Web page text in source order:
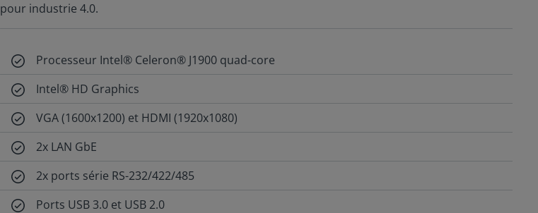
pour industrie 4.0.
Processeur Intel® Celeron® J1900 quad-core
Intel® HD Graphics
VGA (1600x1200) et HDMI (1920x1080)
2x LAN GbE
2x ports série RS-232/422/485
Ports USB 3.0 et USB 2.0